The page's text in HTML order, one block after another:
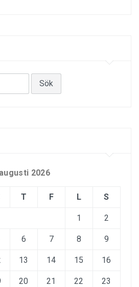
augusti 2026
T F L S
1 2
6 7 8 9
13 14 15 16
20 21 22 23